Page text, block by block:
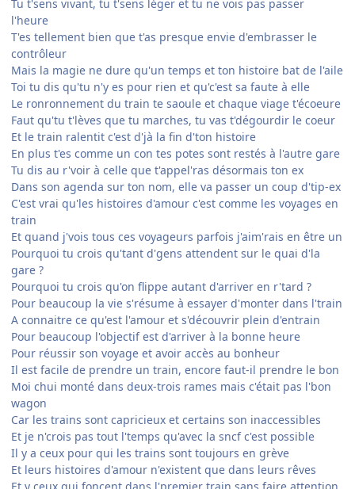
Tu t'sens vivant, tu t'sens léger et tu ne vois pas passer
l'heure
T'es tellement bien que t'as presque envie d'embrasser le
contrôleur
Mais la magie ne dure qu'un temps et ton histoire bat de l'aile
Toi tu dis qu'tu n'y es pour rien et qu'c'est sa faute à elle
Le ronronnement du train te saoule et chaque viage t'écoeure
Faut qu'tu t'lèves que tu marches, tu vas t'dégourdir le coeur
Et le train ralentit c'est d'jà la fin d'ton histoire
En plus t'es comme un con tes potes sont restés à l'autre gare
Tu dis au r'voir à celle que t'appel'ras désormais ton ex
Dans son agenda sur ton nom, elle va passer un coup d'tip-ex
C'est vrai qu'les histoires d'amour c'est comme les voyages en
train
Et quand j'vois tous ces voyageurs parfois j'aim'rais en être un
Pourquoi tu crois qu'tant d'gens attendent sur le quai d'la
gare ?
Pourquoi tu crois qu'on flippe autant d'arriver en r'tard ?
Pour beaucoup la vie s'résume à essayer d'monter dans l'train
A connaitre ce qu'est l'amour et s'découvrir plein d'entrain
Pour beaucoup l'objectif est d'arriver à la bonne heure
Pour réussir son voyage et avoir accès au bonheur
Il est facile de prendre un train, encore faut-il prendre le bon
Moi chui monté dans deux-trois rames mais c'était pas l'bon
wagon
Car les trains sont capricieux et certains son inaccessibles
Et je n'crois pas tout l'temps qu'avec la sncf c'est possible
Il y a ceux pour qui les trains sont toujours en grève
Et leurs histoires d'amour n'existent que dans leurs rêves